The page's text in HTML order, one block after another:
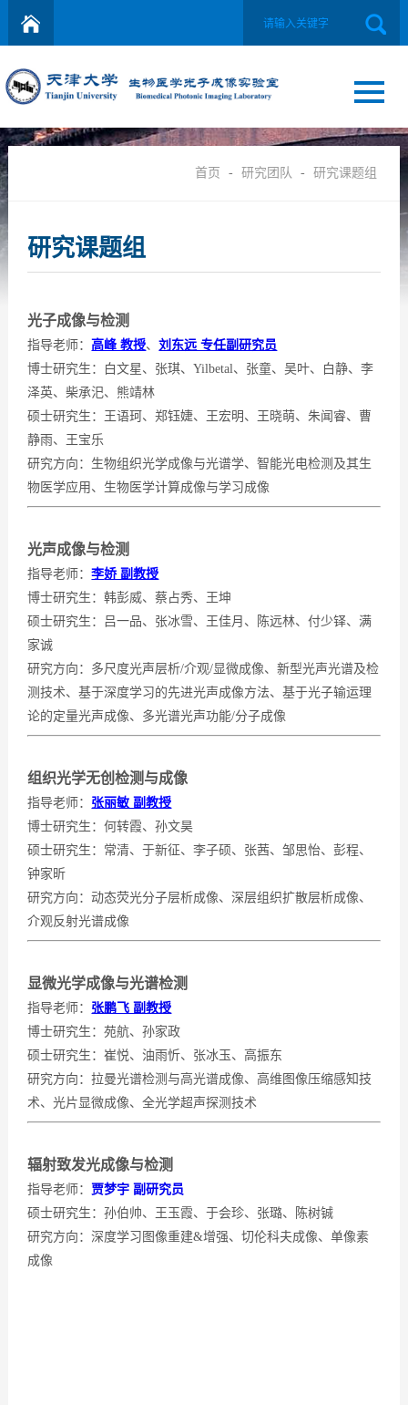
首页 - 研究团队 - 研究课题组
研究课题组
光子成像与检测
指导老师： 高峰 教授、刘东远 专任副研究员
博士研究生：白文星、张琪、Yilbetal、 张童、吴叶、 白静、李
泽英、柴承汜、 熊靖林
硕士研究生：
王语珂、郑钰婕、 王宏明、王晓萌、朱闻睿、 曹
静雨、
王宝乐
研究方向：生物组织光学成像与光谱学、智能光电检测及其生
物医学应用、生物医学计算成像与学习成像
光声成像与检测
指导老师：李娇 副教授
博士研究生：韩彭威、蔡占秀、
王坤
硕士研究生： 吕一品、 张冰雪、 王佳月、陈远林、付少铎、满
家诚
研究方向：多尺度光声层析/介观/显微成像、新型光声光谱及检
测技术、基于深度学习的先进光声成像方法、基于光子输运理
论的定量光声成像、多光谱光声功能/分子成像
组织光学无创检测与成像
指导老师： 张丽敏 副教授
博士研究生：何转霞、孙文昊
硕士研究生： 常清、于新征、李子硕、 张茜、邹思怡、彭程、
钟家昕
研究方向：动态荧光分子层析成像、深层组织扩散层析成像、
介观反射光谱成像
显微光学成像与光谱检测
指导老师： 张鹏飞 副教授
博士研究生：苑航、孙家政
硕士研究生：崔悦、油雨忻、张冰玉、高振东
研究方向：拉曼光谱检测与高光谱成像、高维图像压缩感知技
术、光片显微成像、全光学超声探测技术
辐射致发光成像与检测
指导老师： 贾梦宇 副研究员
硕士研究生：孙伯帅、王玉霞、于会珍、张璐、陈树铖
研究方向：深度学习图像重建&增强、切伦科夫成像、单像素
成像